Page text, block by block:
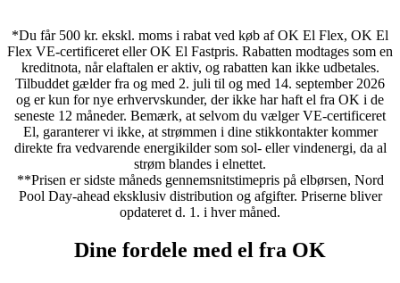
*Du får 500 kr. ekskl. moms i rabat ved køb af OK El Flex, OK El
Flex VE-certificeret eller OK El Fastpris. Rabatten modtages som en
kreditnota, når elaftalen er aktiv, og rabatten kan ikke udbetales.
Tilbuddet gælder fra og med 2. juli til og med 14. september 2026
og er kun for nye erhvervskunder, der ikke har haft el fra OK i de
seneste 12 måneder. Bemærk, at selvom du vælger VE-certificeret
El, garanterer vi ikke, at strømmen i dine stikkontakter kommer
direkte fra vedvarende energikilder som sol- eller vindenergi, da al
strøm blandes i elnettet.
**Prisen er sidste måneds gennemsnitstimepris på elbørsen, Nord
Pool Day-ahead eksklusiv distribution og afgifter. Priserne bliver
opdateret d. 1. i hver måned.
Dine fordele med el fra OK